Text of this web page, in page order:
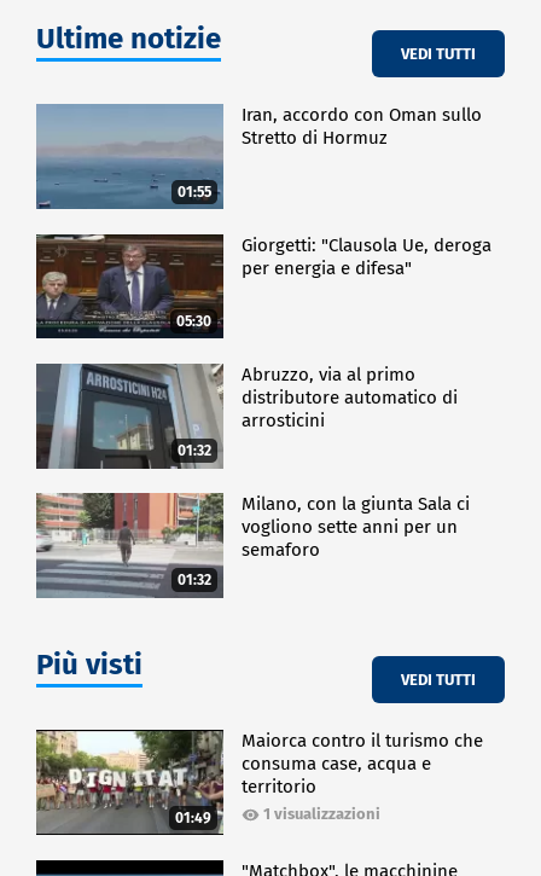
Ultime notizie VEDI TUTTI
01:55
Iran, accordo con Oman sullo
Stretto di Hormuz
05:30
Giorgetti: "Clausola Ue, deroga
per energia e difesa"
01:32
Abruzzo, via al primo
distributore automatico di
arrosticini
01:32
Milano, con la giunta Sala ci
vogliono sette anni per un
semaforo
Più visti VEDI TUTTI
01:49
Maiorca contro il turismo che
consuma case, acqua e
territorio
1 visualizzazioni
"Matchbox", le macchinine